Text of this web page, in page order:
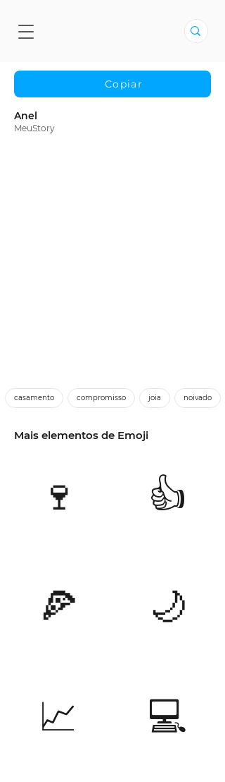
Copiar
Anel
MeuStory
casamento compromisso joia noivado
Mais elementos de Emoji
🍷
🍕
📈
👍
🌙
💻